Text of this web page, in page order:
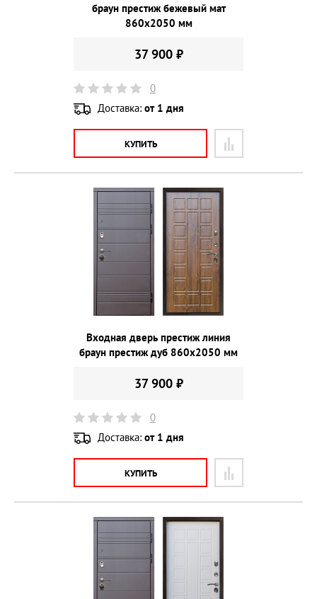
браун престиж бежевый мат
860х2050 мм
37 900 ₽
0
Доставка: от 1 дня
КУПИТЬ
Входная дверь престиж линия
браун престиж дуб 860х2050 мм
37 900 ₽
0
Доставка: от 1 дня
КУПИТЬ